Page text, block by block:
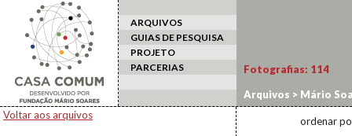
ARQUIVOS
GUIAS DE PESQUISA
PROJETO
PARCERIAS
Voltar aos arquivos
Fotografias: 114
Arquivos > Mário
2006/MASP3>23-
ordenar